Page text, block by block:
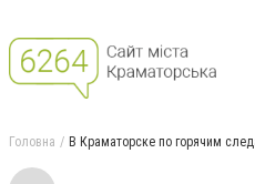
Головна В Краматорске по горячим